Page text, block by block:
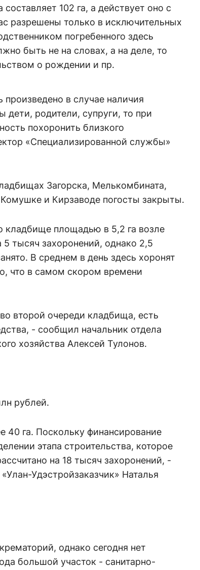
102 га, а действует оно с
разрешены только в исключительных
погребенного здесь
быть не на словах, а на деле, то
о рождении и пр.
в случае наличия
дети, родители, супруги, то при
похоронить близкого
«Специализированной службы»
Загорска, Мелькомбината,
и Кирзаводе погосты закрыты.
кладбище площадью в 5,2 га возле
тысяч захоронений, однако 2,5
В среднем в день здесь хоронят
что в самом скором времени
второй очереди кладбища, есть
- сообщил начальник отдела
хозяйства Алексей Тулонов.
рублей.
40 га. Поскольку финансирование
этапа строительства, которое
на 18 тысяч захоронений, -
Удэстройзаказчик» Наталья
однако сегодня нет
большой участок - санитарно-